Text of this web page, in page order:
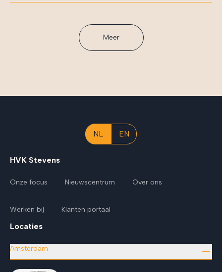
Meer
NL EN
HVK Stevens
Onze focus Nieuwscentrum Over ons
Werken bij Klanten portaal
Locaties
Amsterdam